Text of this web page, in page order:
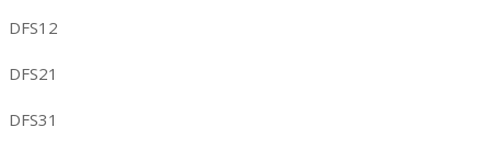
DFS12
DFS21
DFS31